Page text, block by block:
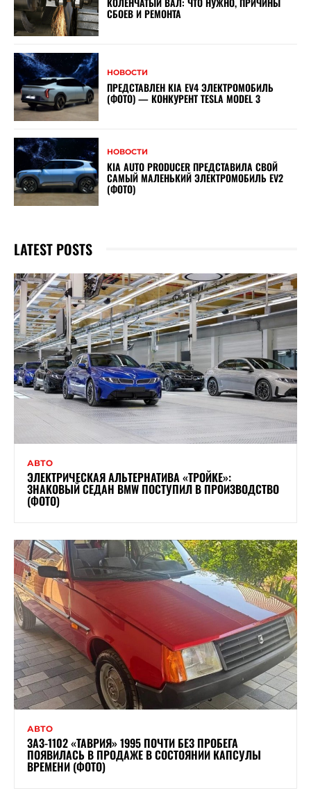
СБОЕВ И РЕМОНТА
НОВОСТИ
ПРЕДСТАВЛЕН KIA EV4 ЭЛЕКТРОМОБИЛЬ
(ФОТО) — КОНКУРЕНТ TESLA MODEL 3
НОВОСТИ
KIA AUTO PRODUCER ПРЕДСТАВИЛА СВОЙ
САМЫЙ МАЛЕНЬКИЙ ЭЛЕКТРОМОБИЛЬ EV2
(ФОТО)
LATEST POSTS
АВТО
ЭЛЕКТРИЧЕСКАЯ АЛЬТЕРНАТИВА «ТРОЙКЕ»:
ЗНАКОВЫЙ СЕДАН BMW ПОСТУПИЛ В ПРОИЗВОДСТВО
(ФОТО)
АВТО
ЗАЗ-1102 «ТАВРИЯ» 1995 ПОЧТИ БЕЗ ПРОБЕГА
ПОЯВИЛАСЬ В ПРОДАЖЕ В СОСТОЯНИИ КАПСУЛЫ
ВРЕМЕНИ (ФОТО)